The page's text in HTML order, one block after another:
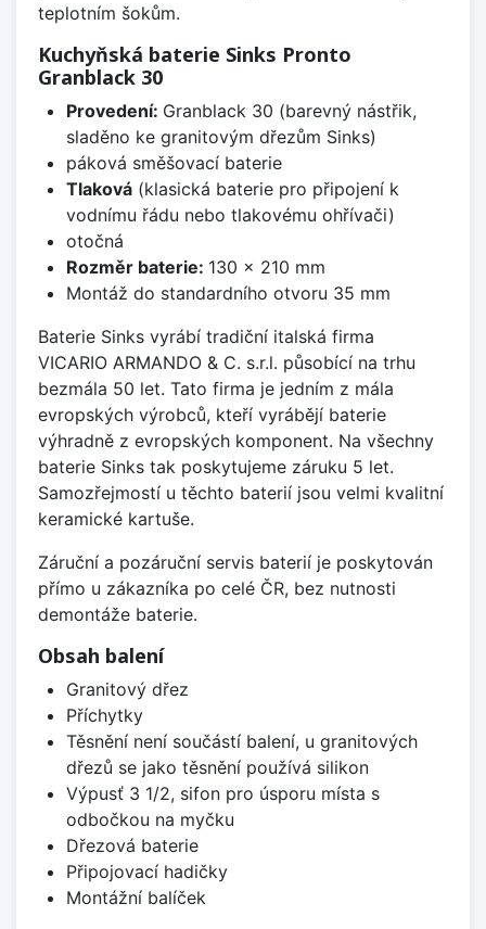
teplotním šokům.
Kuchyňská baterie Sinks Pronto
Granblack 30
Provedení: Granblack 30 (barevný nástřik,
sladěno ke granitovým dřezům Sinks)
páková směšovací baterie
Tlaková(klasická baterie pro připojení k
vodnímu řádu nebo tlakovému ohřívači)
otočná
Rozměr baterie: 130 x 210 mm
Montáž do standardního otvoru 35 mm
Baterie Sinks vyrábí tradiční italská firma
VICARIO ARMANDO & C. s.r.l. působící na trhu
bezmála 50 let. Tato firma je jedním z mála
evropských výrobců, kteří vyrábějí baterie
výhradně z evropských komponent. Na všechny
baterie Sinks tak poskytujeme záruku 5 let.
Samozřejmostí u těchto baterií jsou velmi kvalitní
keramické kartuše.
Záruční a pozáruční servis baterií je poskytován
přímo u zákazníka po celé ČR, bez nutnosti
demontáže baterie.
Obsah balení
Granitový dřez
Příchytky
Těsnění není součástí balení, u granitových
dřezů se jako těsnění používá silikon
Výpusť 3 1/2, sifon pro úsporu místa s
odbočkou na myčku
Dřezová baterie
Připojovací hadičky
Montážní balíček